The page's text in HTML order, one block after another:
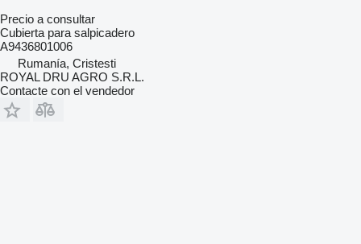
Precio a consultar
Cubierta para salpicadero
A9436801006
Rumanía, Cristesti
ROYAL DRU AGRO S.R.L.
Contacte con el vendedor